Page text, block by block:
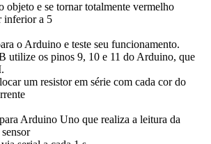
objeto e se tornar totalmente vermelho
inferior a 5
o Arduino e teste seu funcionamento.
utilize os pinos 9, 10 e 11 do Arduino, que
um resistor em série com cada cor do
Arduino Uno que realiza a leitura da